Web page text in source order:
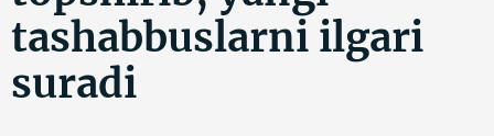
tashabbuslarni ilgari
suradi